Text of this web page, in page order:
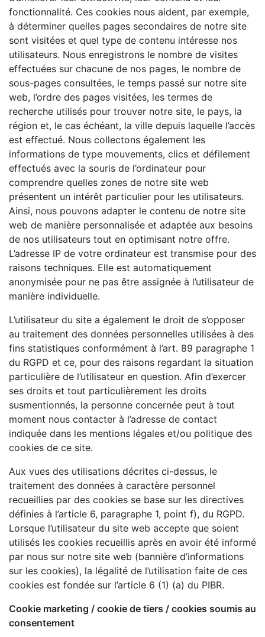
fonctionnalité. Ces cookies nous aident, par exemple,
à déterminer quelles pages secondaires de notre site
sont visitées et quel type de contenu intéresse nos
utilisateurs. Nous enregistrons le nombre de visites
effectuées sur chacune de nos pages, le nombre de
sous-pages consultées, le temps passé sur notre site
web, l’ordre des pages visitées, les termes de
recherche utilisés pour trouver notre site, le pays, la
région et, le cas échéant, la ville depuis laquelle l’accès
est effectué. Nous collectons également les
informations de type mouvements, clics et défilement
effectués avec la souris de l’ordinateur pour
comprendre quelles zones de notre site web
présentent un intérêt particulier pour les utilisateurs.
Ainsi, nous pouvons adapter le contenu de notre site
web de manière personnalisée et adaptée aux besoins
de nos utilisateurs tout en optimisant notre offre.
L’adresse IP de votre ordinateur est transmise pour des
raisons techniques. Elle est automatiquement
anonymisée pour ne pas être assignée à l’utilisateur de
manière individuelle.
L’utilisateur du site a également le droit de s’opposer
au traitement des données personnelles utilisées à des
fins statistiques conformément à l’art. 89 paragraphe 1
du RGPD et ce, pour des raisons regardant la situation
particulière de l’utilisateur en question. Afin d’exercer
ses droits et tout particulièrement les droits
susmentionnés, la personne concernée peut à tout
moment nous contacter à l’adresse de contact
indiquée dans les mentions légales et/ou politique des
cookies de ce site.
Aux vues des utilisations décrites ci-dessus, le
traitement des données à caractère personnel
recueillies par des cookies se base sur les directives
définies à l’article 6, paragraphe 1, point f), du RGPD.
Lorsque l’utilisateur du site web accepte que soient
utilisés les cookies recueillis après en avoir été informé
par nous sur notre site web (bannière d’informations
sur les cookies), la légalité de l’utilisation faite de ces
cookies est fondée sur l’article 6 (1) (a) du PIBR.
Cookie marketing / cookie de tiers / cookies soumis au
consentement